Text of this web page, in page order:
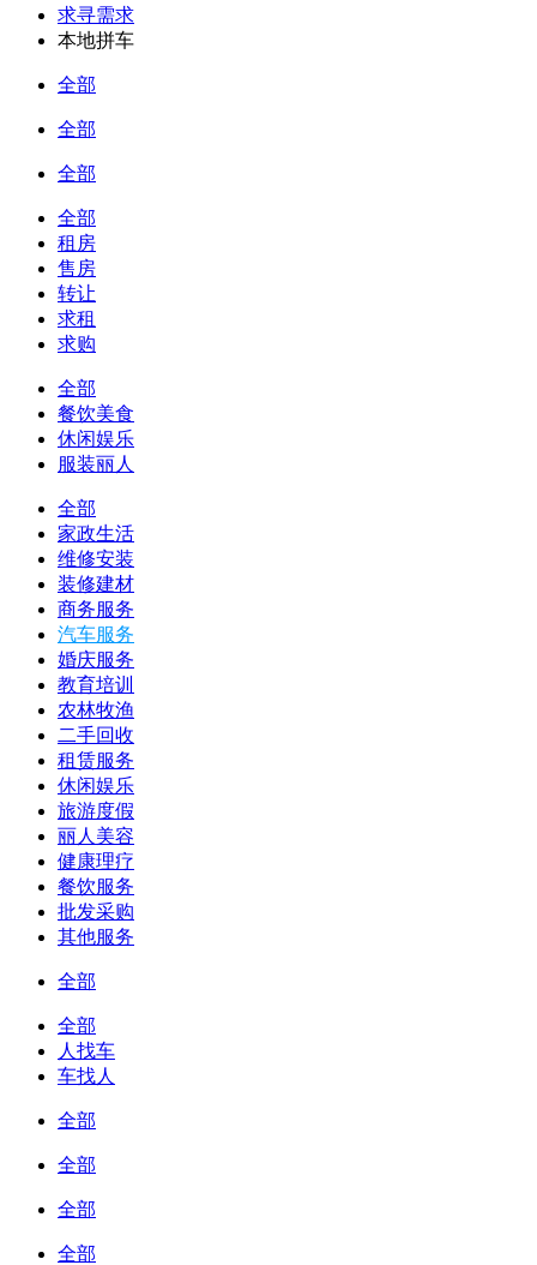
求寻需求
本地拼车
全部
全部
全部
全部
租房
售房
转让
求租
求购
全部
餐饮美食
休闲娱乐
服装丽人
全部
家政生活
维修安装
装修建材
商务服务
汽车服务
婚庆服务
教育培训
农林牧渔
二手回收
租赁服务
休闲娱乐
旅游度假
丽人美容
健康理疗
餐饮服务
批发采购
其他服务
全部
全部
人找车
车找人
全部
全部
全部
全部